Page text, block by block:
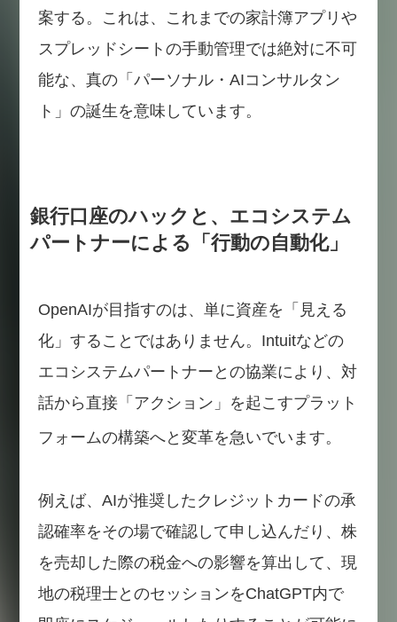
案する。これは、これまでの家計簿アプリや
スプレッドシートの手動管理では絶対に不可
能な、真の「パーソナル・AIコンサルタン
ト」の誕生を意味しています。
銀行口座のハックと、エコシステム
パートナーによる「行動の自動化」
OpenAIが目指すのは、単に資産を「見える
化」することではありません。Intuitなどの
エコシステムパートナーとの協業により、対
話から直接「アクション」を起こすプラット
フォームの構築へと変革を急いでいます。
例えば、AIが推奨したクレジットカードの承
認確率をその場で確認して申し込んだり、株
を売却した際の税金への影響を算出して、現
地の税理士とのセッションをChatGPT内で